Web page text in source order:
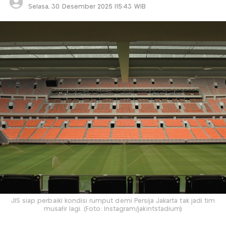
Selasa, 30 Desember 2025 |15:43 WIB
JIS siap perbaiki kondisi rumput demi Persija Jakarta tak jadi tim
musafir lagi. (Foto: Instagram/jakintstadium)